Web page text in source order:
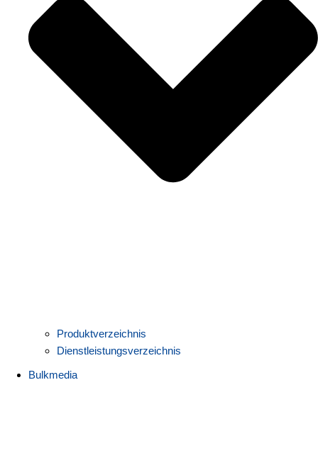
Produktverzeichnis
Dienstleistungsverzeichnis
Bulkmedia